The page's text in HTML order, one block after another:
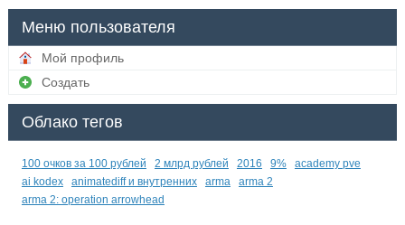
Меню пользователя
Мой профиль
Создать
Облако тегов
100 очков за 100 рублей 2 млрд рублей 2016 9%
academy pve
ai kodex
animatediff и внутренних arma
arma 2
arma 2: operation arrowhead